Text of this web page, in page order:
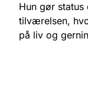
Hun gør
tilværelsen,
på liv og